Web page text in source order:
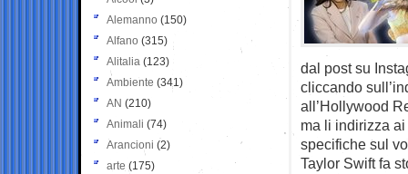
dal post su
cliccando
all’Hollywood
ma li indirizza
specifiche sul
Taylor Swift fa
Alemanno (150)
Alfano (315)
Alitalia (123)
Ambiente (341)
AN (210)
Animali (74)
Arancioni (2)
arte (175)